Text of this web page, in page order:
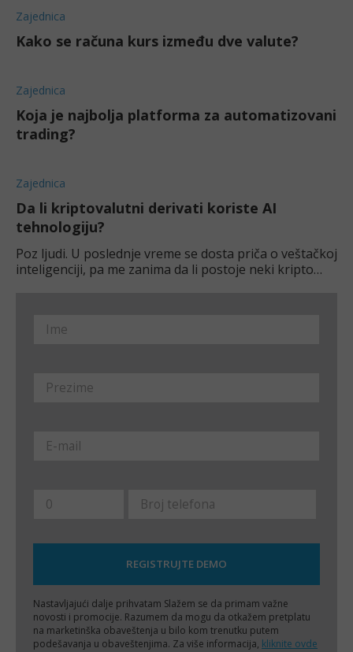
može da pogreši?
Zajednica
Kako se računa kurs između dve valute?
Zajednica
Koja je najbolja platforma za automatizovani
trading?
Zajednica
Da li kriptovalutni derivati koriste AI
tehnologiju?
Poz ljudi. U poslednje vreme se dosta priča o veštačkoj
inteligenciji, pa me zanima da li postoje neki kripto
Nastavljajući dalje prihvatam Slažem se da primam važne
novosti i promocije. Razumem da mogu da otkažem pretplatu
na marketinška obaveštenja u bilo kom trenutku putem
podešavanja u obaveštenjima. Za više informacija, kliknite ovde